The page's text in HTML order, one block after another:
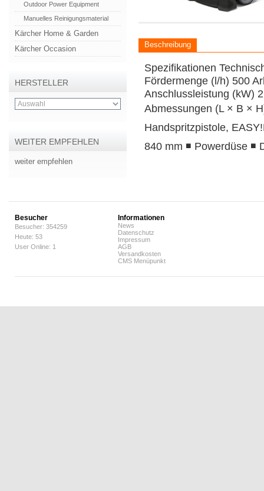
Outdoor Power Equipment
Manuelles Reinigungsmaterial
Kärcher Home & Garden
Kärcher Occasion
HERSTELLER
WEITER EMPFEHLEN
weiter empfehlen
Beschreibung
Spezifikationen
Fördermenge (l/h) 500
Anschlussleistung (kW)
Abmessungen (L × B ×
Handspritzpistole,
840 mm ◾ Powerdüse
Besucher
Besucher: 354259
Heute: 53
User Online: 1
Informationen
News
Datenschutz
Impressum
AGB
Versandkosten
CMS Menüpunkt